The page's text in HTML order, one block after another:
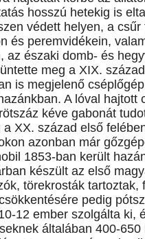
hosszú hetekig is
védett helyen, a
és peremvidékein,
az északi domb- és
meg a XIX.
is megjelenő
A lóval
kéve gabonát
XX. század első
azonban már
1853-ban került
készült az első
törekrosták
pedig
12 ember szolgálta
általában 400-